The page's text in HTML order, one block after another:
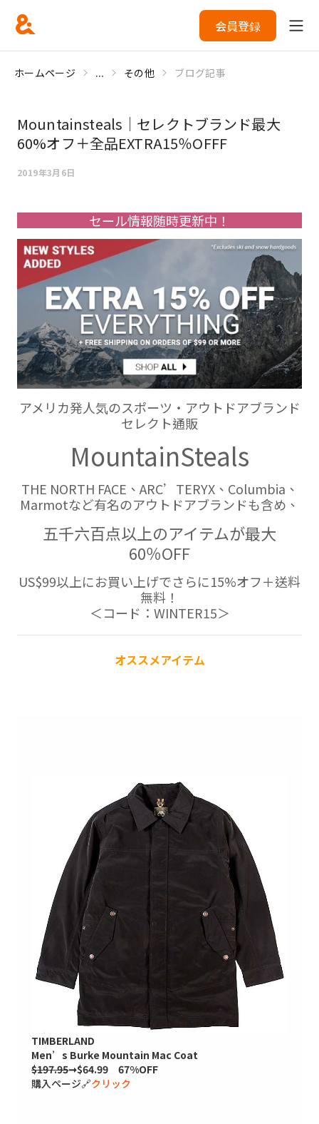
会員登録
ホームページ ... その他 ブログ記事
Mountainsteals｜セレクトブランド最大
60%オフ＋全品EXTRA15％OFFF
2019年3月6日
セール情報随時更新中！
アメリカ発人気のスポーツ・アウトドアブランド
セレクト通販
MountainSteals
THE NORTH FACE、ARC’TERYX、Columbia、
Marmotなど有名のアウトドアブランドも含め、
五千六百点以上のアイテムが最大
60％OFF
US$99以上にお買い上げでさらに15%オフ＋送料
無料！
＜コード：WINTER15＞
オススメアイテム
TIMBERLAND
Men’s Burke Mountain Mac Coat
$197.95➞$64.99 67%OFF
購入ページ🔗クリック